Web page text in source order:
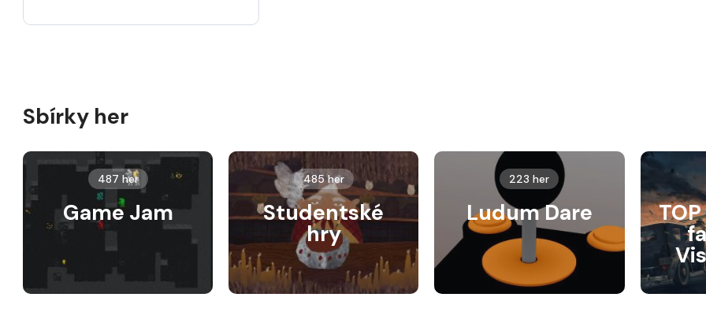
Sbírky her
487 her
Game Jam
485 her
Studentské
hry
223 her
Ludum Dare